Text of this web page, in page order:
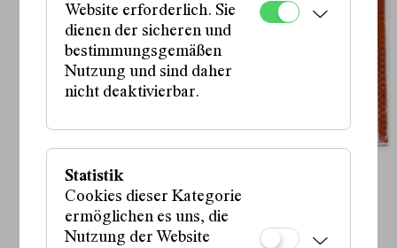
Website erforderlich. Sie
dienen der sicheren und
bestimmungsgemäßen
Nutzung und sind daher
nicht deaktivierbar.
Statistik
Cookies dieser Kategorie
ermöglichen es uns, die
Nutzung der Website